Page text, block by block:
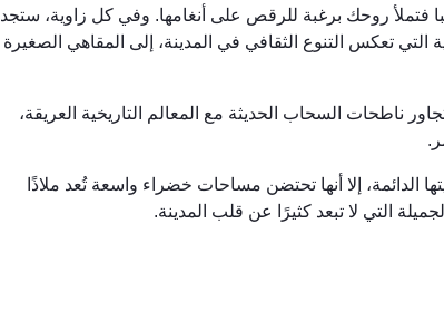
فتملأ روحك برغبة للرقص على أنغامها. وفي كل زاوية، ستجد
تعكس التنوع الثقافي في المدينة، إلى المقاهي الصغيرة
ناطحات السحاب الحديثة مع المعالم التاريخية العريقة،
الدائمة، إلا أنها تحتضن مساحات خضراء واسعة تُعد ملاذًا
التي لا تبعد كثيرًا عن قلب المدينة.